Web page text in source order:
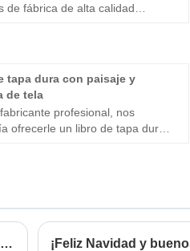
de fábrica de alta calidad
tarjeta de 300 gsm con aleta
perfecta con Smyth cosido
tapa dura con paisaje y
de tela
profesional, nos
ofrecerle un libro de tapa dura
Esperamos cooperar con
¿Por qué es importante para los editores actuales la impresión de libros de novelas de alta calidad? ¡Feliz Navidad y